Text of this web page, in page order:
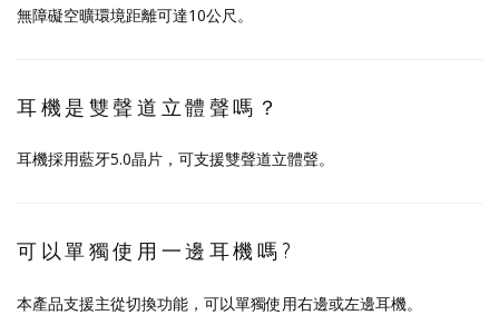
無障礙空曠環境距離可達10公尺。
耳機是雙聲道立體聲嗎？
耳機採用藍牙5.0晶片，可支援雙聲道立體聲。
可以單獨使用一邊耳機嗎?
本產品支援主從切換功能，可以單獨使用右邊或左邊耳機。